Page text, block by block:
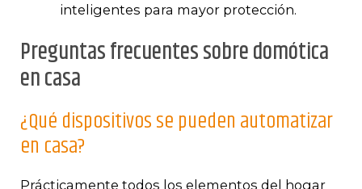
inteligentes para mayor protección.
Preguntas frecuentes sobre domótica
en casa
¿Qué dispositivos se pueden automatizar
en casa?
Prácticamente todos los elementos del hogar